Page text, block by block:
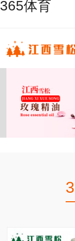
365体育